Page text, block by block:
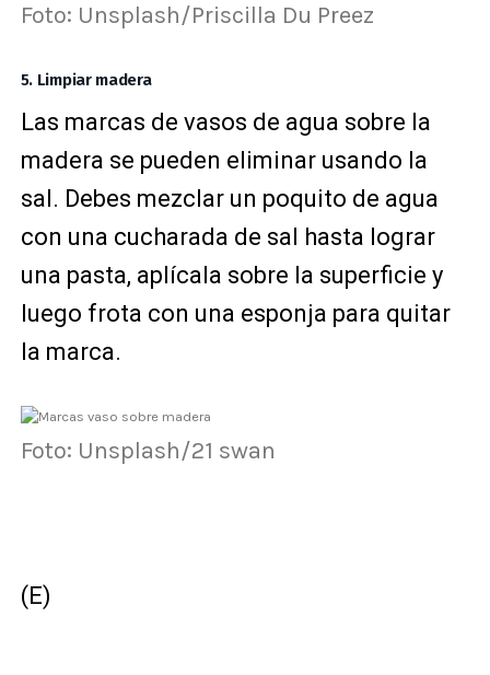
Foto: Unsplash/Priscilla Du Preez
5. Limpiar madera
Las marcas de vasos de agua sobre la
madera se pueden eliminar usando la
sal. Debes mezclar un poquito de agua
con una cucharada de sal hasta lograr
una pasta, aplícala sobre la superficie y
luego frota con una esponja para quitar
la marca.
Foto: Unsplash/21 swan
(E)